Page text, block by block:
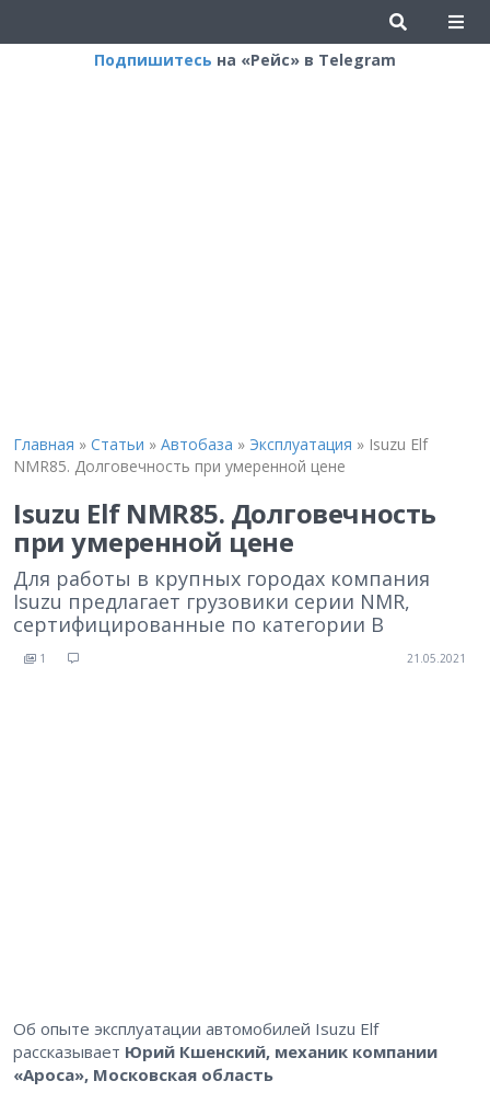
Подпишитесь на «Рейс» в Telegram
Главная » Статьи » Автобаза » Эксплуатация » Isuzu Elf
NMR85. Долговечность при умеренной цене
Isuzu Elf NMR85. Долговечность
при умеренной цене
Для работы в крупных городах компания
Isuzu предлагает грузовики серии NMR,
сертифицированные по категории B
1 21.05.2021
Об опыте эксплуатации автомобилей Isuzu Elf
рассказывает Юрий Кшенский, механик компании
«Ароса», Московская область